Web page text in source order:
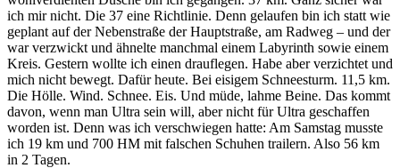
ich mir nicht. Die 37 eine Richtlinie. Denn gelaufen bin ich statt wie
geplant auf der Nebenstraße der Hauptstraße, am Radweg – und der
war verzwickt und ähnelte manchmal einem Labyrinth sowie einem
Kreis. Gestern wollte ich einen drauflegen. Habe aber verzichtet und
mich nicht bewegt. Dafür heute. Bei eisigem Schneesturm. 11,5 km.
Die Hölle. Wind. Schnee. Eis. Und müde, lahme Beine. Das kommt
davon, wenn man Ultra sein will, aber nicht für Ultra geschaffen
worden ist. Denn was ich verschwiegen hatte: Am Samstag musste
ich 19 km und 700 HM mit falschen Schuhen trailern. Also 56 km
in 2 Tagen.